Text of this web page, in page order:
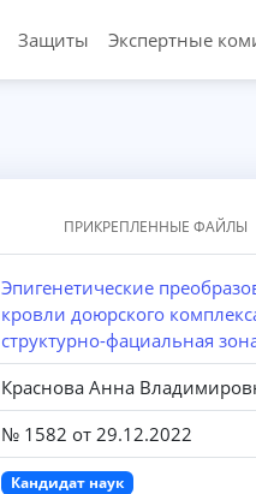
Защиты Экспертные
ПРИКРЕПЛЕННЫЕ ФАЙЛЫ
Эпигенетические
кровли доюрского
структурно-фациальная
Краснова Анна
№ 1582 от 29.12.2022
Кандидат наук